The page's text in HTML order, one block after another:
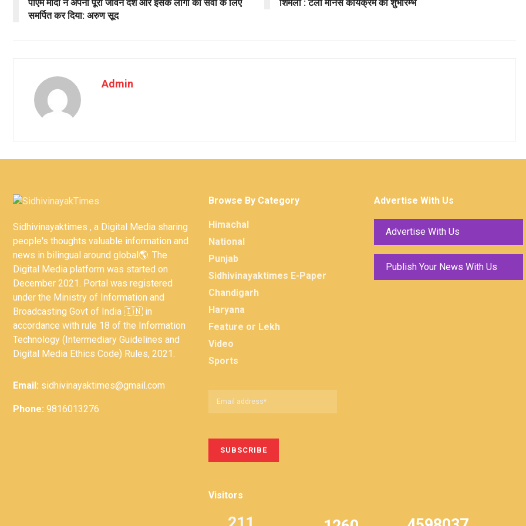
पीएम मोदी ने अपना पूरा जीवन देश और इसके लोगों की सेवा के लिए
समर्पित कर दिया: अरुण सूद
शिमला : टेली मानस कार्यक्रम का शुभारम्भ
Admin
Sidhivinayaktimes , a Digital Media sharing
people's thoughts valuable information and
news in bilingual around global🌎. The
Digital Media platform was started on
December 2021. Portal was registered
under the Ministry of Information and
Broadcasting Govt of India 🇮🇳 in
accordance with rule 18 of the Information
Technology (Intermediary Guidelines and
Digital Media Ethics Code) Rules, 2021.
Email: sidhivinayaktimes@gmail.com
Phone: 9816013276
Browse By Category
Himachal
National
Punjab
Sidhivinayaktimes E-Paper
Chandigarh
Haryana
Feature or Lekh
Video
Sports
Visitors
Advertise With Us
Advertise With Us
Publish Your News With Us